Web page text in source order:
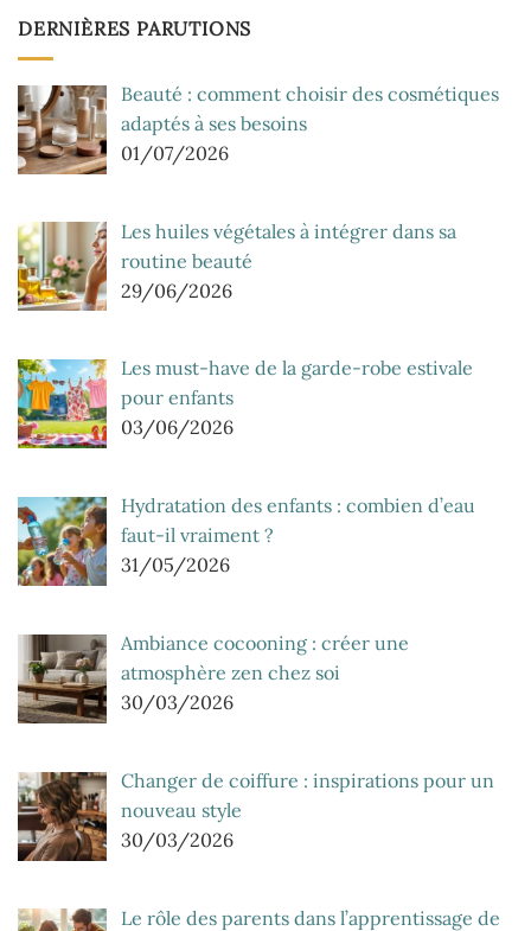
DERNIÈRES PARUTIONS
Beauté : comment choisir des cosmétiques
adaptés à ses besoins
01/07/2026
Les huiles végétales à intégrer dans sa
routine beauté
29/06/2026
Les must-have de la garde-robe estivale
pour enfants
03/06/2026
Hydratation des enfants : combien d’eau
faut-il vraiment ?
31/05/2026
Ambiance cocooning : créer une
atmosphère zen chez soi
30/03/2026
Changer de coiffure : inspirations pour un
nouveau style
30/03/2026
Le rôle des parents dans l’apprentissage de